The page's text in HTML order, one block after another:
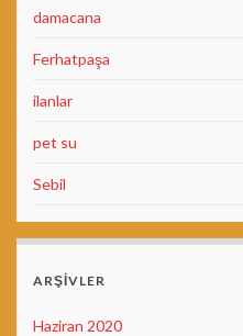
damacana
Ferhatpaşa
ilanlar
pet su
Sebil
ARŞIVLER
Haziran 2020